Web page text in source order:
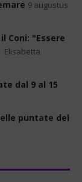
9 augustus
Coni: "Essere
Elisabetta
dal 9 al 15
puntate del